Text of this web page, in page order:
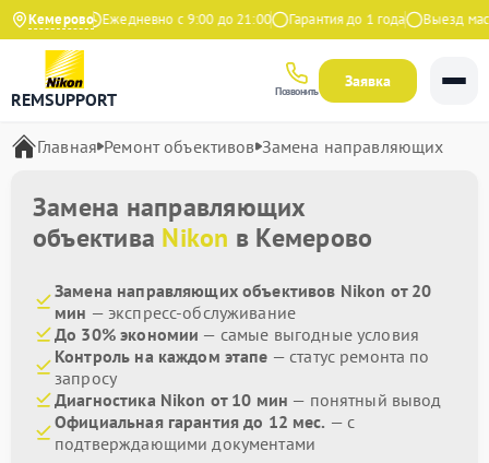
Кемерово
на Яндекс Ежедневно с 9:00 до 21:00 Гарантия до 1 года Выезд
REMSUPPORT Позвонить
Заявка
Главная Ремонт объективов Замена направляющих
Замена направляющих
объектива Nikon в Кемерово
Замена направляющих объективов Nikon от 20
мин — экспресс-обслуживание
До 30% экономии — самые выгодные условия
Контроль на каждом этапе — статус ремонта по
запросу
Диагностика Nikon от 10 мин — понятный вывод
Официальная гарантия до 12 мес. — с
подтверждающими документами